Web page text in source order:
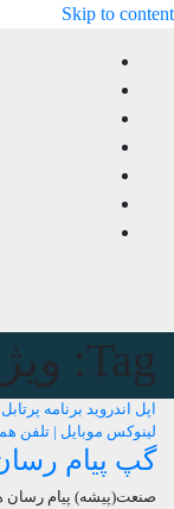
Skip to content
Tag:
اپل اندروید برنامه پرتابل
لینوکس موبایل | تلفن
گپ پیام
صنعت(پیشه) پیام رسان